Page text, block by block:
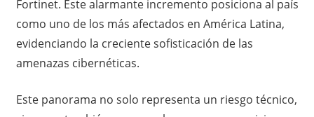
Fortinet. Este alarmante incremento posiciona al país
como uno de los más afectados en América Latina,
evidenciando la creciente sofisticación de las
amenazas cibernéticas.​
Este panorama no solo representa un riesgo técnico,